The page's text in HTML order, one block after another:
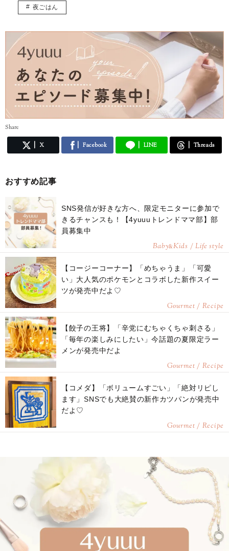
夜ごはん
Share
X Facebook LINE Threads
おすすめ記事
SNS発信が好きな方へ、限定モニターに参加で
きるチャンスも！【4yuuuトレンドママ部】部
員募集中
Baby&Kids / Life style
【コージーコーナー】「めちゃうま」「可愛
い」大人気のポケモンとコラボした新作スイー
ツが発売中だよ♡
Gourmet / Recipe
【餃子の王将】「辛党にむちゃくちゃ刺さる」
「毎年の楽しみにしたい」今話題の夏限定ラー
メンが発売中だよ
Gourmet / Recipe
【コメダ】「ボリュームすごい」「絶対リピし
ます」SNSでも大絶賛の新作カツパンが発売中
だよ♡
Gourmet / Recipe